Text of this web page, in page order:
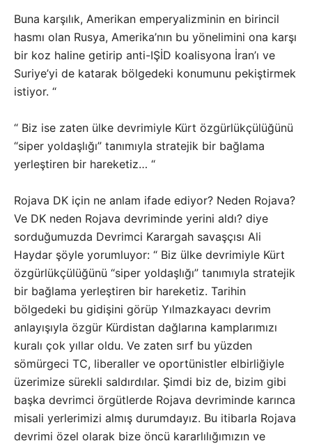
Buna karşılık, Amerikan emperyalizminin en birincil
hasmı olan Rusya, Amerika’nın bu yönelimini ona karşı
bir koz haline getirip anti-IŞİD koalisyona İran’ı ve
Suriye’yi de katarak bölgedeki konumunu pekiştirmek
istiyor. “
“ Biz ise zaten ülke devrimiyle Kürt özgürlükçülüğünü
“siper yoldaşlığı” tanımıyla stratejik bir bağlama
yerleştiren bir hareketiz… “
Rojava DK için ne anlam ifade ediyor? Neden Rojava?
Ve DK neden Rojava devriminde yerini aldı? diye
sorduğumuzda Devrimci Karargah savaşçısı Ali
Haydar şöyle yorumluyor: “ Biz ülke devrimiyle Kürt
özgürlükçülüğünü “siper yoldaşlığı” tanımıyla stratejik
bir bağlama yerleştiren bir hareketiz. Tarihin
bölgedeki bu gidişini görüp Yılmazkayacı devrim
anlayışıyla özgür Kürdistan dağlarına kamplarımızı
kuralı çok yıllar oldu. Ve zaten sırf bu yüzden
sömürgeci TC, liberaller ve oportünistler elbirliğiyle
üzerimize sürekli saldırdılar. Şimdi biz de, bizim gibi
başka devrimci örgütlerde Rojava devriminde karınca
misali yerlerimizi almış durumdayız. Bu itibarla Rojava
devrimi özel olarak bize öncü kararlılığımızın ve